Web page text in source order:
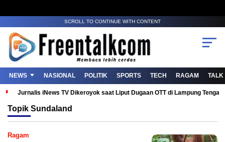
SCROLL TO CONTINUE WITH CONTENT
NEWS NASIONAL POLITIK SPORTS TECH RAGAM TALK
Jurnalis iNews TV Dikeroyok saat Liput Dugaan OTT di Lampung
Topik Sundaland
Ragam